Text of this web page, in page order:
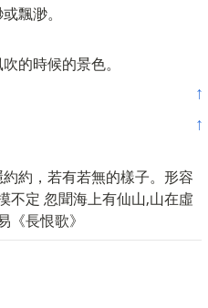
飄渺。
的時候的景色。
↑
↑
約，若有若無的樣子。形容
不定 忽聞海上有仙山,山在虛
長恨歌》